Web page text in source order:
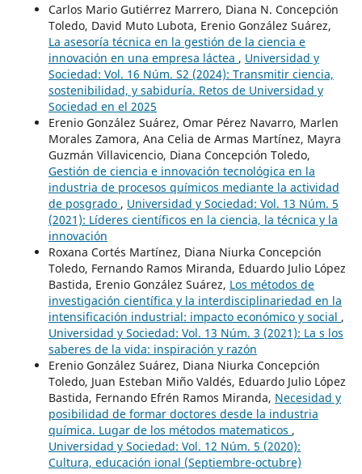
Carlos Mario Gutiérrez Marrero, Diana N. Concepción
Toledo, David Muto Lubota, Erenio González Suárez,
La asesoría técnica en la gestión de la ciencia e
innovación en una empresa láctea , Universidad y
Sociedad: Vol. 16 Núm. S2 (2024): Transmitir ciencia,
sostenibilidad, y sabiduría. Retos de Universidad y
Sociedad en el 2025
Erenio González Suárez, Omar Pérez Navarro, Marlen
Morales Zamora, Ana Celia de Armas Martínez, Mayra
Guzmán Villavicencio, Diana Concepción Toledo,
Gestión de ciencia e innovación tecnológica en la
industria de procesos químicos mediante la actividad
de posgrado , Universidad y Sociedad: Vol. 13 Núm. 5
(2021): Líderes científicos en la ciencia, la técnica y la
innovación
Roxana Cortés Martínez, Diana Niurka Concepción
Toledo, Fernando Ramos Miranda, Eduardo Julio López
Bastida, Erenio González Suárez, Los métodos de
investigación científica y la interdisciplinariedad en la
intensificación industrial: impacto económico y social ,
Universidad y Sociedad: Vol. 13 Núm. 3 (2021): La s los
saberes de la vida: inspiración y razón
Erenio González Suárez, Diana Niurka Concepción
Toledo, Juan Esteban Miño Valdés, Eduardo Julio López
Bastida, Fernando Efrén Ramos Miranda, Necesidad y
posibilidad de formar doctores desde la industria
química. Lugar de los métodos matematicos ,
Universidad y Sociedad: Vol. 12 Núm. 5 (2020):
Cultura, educación ional (Septiembre-octubre)